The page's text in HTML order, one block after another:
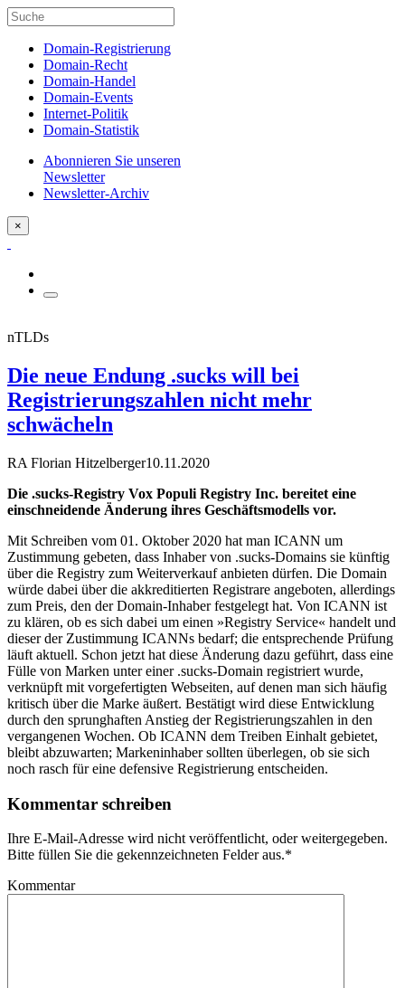
Domain-Registrierung
Domain-Recht
Domain-Handel
Domain-Events
Internet-Politik
Domain-Statistik
Abonnieren Sie unseren
Newsletter
Newsletter-Archiv
×
nTLDs
Die neue Endung .sucks will bei
Registrierungszahlen nicht mehr
schwächeln
RA Florian Hitzelberger10.11.2020
Die .sucks-Registry Vox Populi Registry Inc. bereitet eine
einschneidende Änderung ihres Geschäftsmodells vor.
Mit Schreiben vom 01. Oktober 2020 hat man ICANN um
Zustimmung gebeten, dass Inhaber von .sucks-Domains sie künftig
über die Registry zum Weiterverkauf anbieten dürfen. Die Domain
würde dabei über die akkreditierten Registrare angeboten, allerdings
zum Preis, den der Domain-Inhaber festgelegt hat. Von ICANN ist
zu klären, ob es sich dabei um einen »Registry Service« handelt und
dieser der Zustimmung ICANNs bedarf; die entsprechende Prüfung
läuft aktuell. Schon jetzt hat diese Änderung dazu geführt, dass eine
Fülle von Marken unter einer .sucks-Domain registriert wurde,
verknüpft mit vorgefertigten Webseiten, auf denen man sich häufig
kritisch über die Marke äußert. Bestätigt wird diese Entwicklung
durch den sprunghaften Anstieg der Registrierungszahlen in den
vergangenen Wochen. Ob ICANN dem Treiben Einhalt gebietet,
bleibt abzuwarten; Markeninhaber sollten überlegen, ob sie sich
noch rasch für eine defensive Registrierung entscheiden.
Kommentar schreiben
Ihre E-Mail-Adresse wird nicht veröffentlicht, oder weitergegeben.
Bitte füllen Sie die gekennzeichneten Felder aus.*
Kommentar